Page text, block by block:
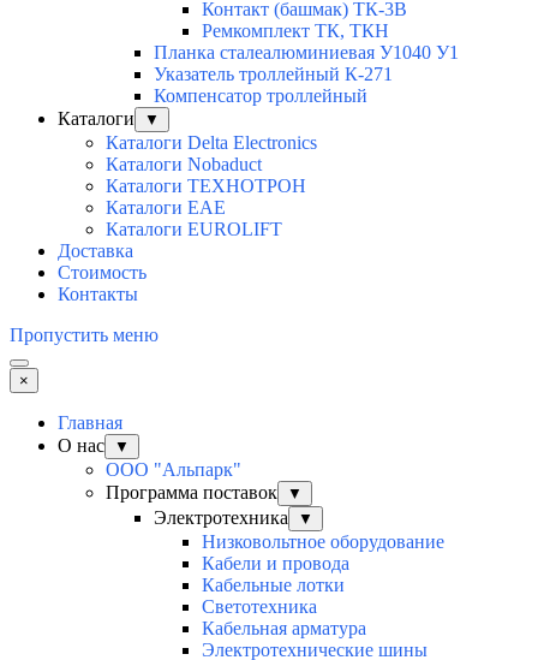
Контакт (башмак) ТК-3В
Ремкомплект ТК, ТКН
Планка сталеалюминиевая У1040 У1
Указатель троллейный К-271
Компенсатор троллейный
Каталоги
▼
Каталоги Delta Electronics
Каталоги Nobaduct
Каталоги ТЕХНОТРОН
Каталоги EAE
Каталоги EUROLIFT
Доставка
Стоимость
Контакты
Пропустить меню
×
Главная
О нас
▼
ООО "Альпарк"
Программа поставок
▼
Электротехника ▼
Низковольтное оборудование
Кабели и провода
Кабельные лотки
Светотехника
Кабельная арматура
Электротехнические шины